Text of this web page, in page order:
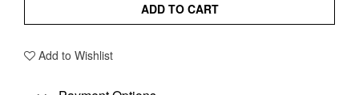
ADD TO CART
Add to Wishlist